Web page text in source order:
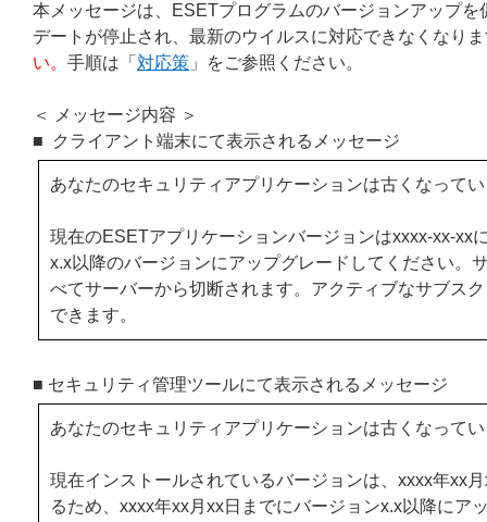
本メッセージは、ESETプログラムのバージョンアップ
デートが停止され、最新のウイルスに対応できなくなり
い。 手順は「 対応策 」をご参照ください。
＜ メッセージ内容 ＞
■ クライアント端末にて表示されるメッセージ
あなたのセキュリティアプリケーションは古くなって
現在のESETアプリケーションバージョンはxxxx-xx-xx
x.x以降のバージョンにアップグレードしてください。
べてサーバーから切断されます。アクティブなサブス
できます。
■ セキュリティ管理ツールにて表示されるメッセージ
あなたのセキュリティアプリケーションは古くなって
現在インストールされているバージョンは、xxxx年xx
るため、xxxx年xx月xx日までにバージョンx.x以降にア